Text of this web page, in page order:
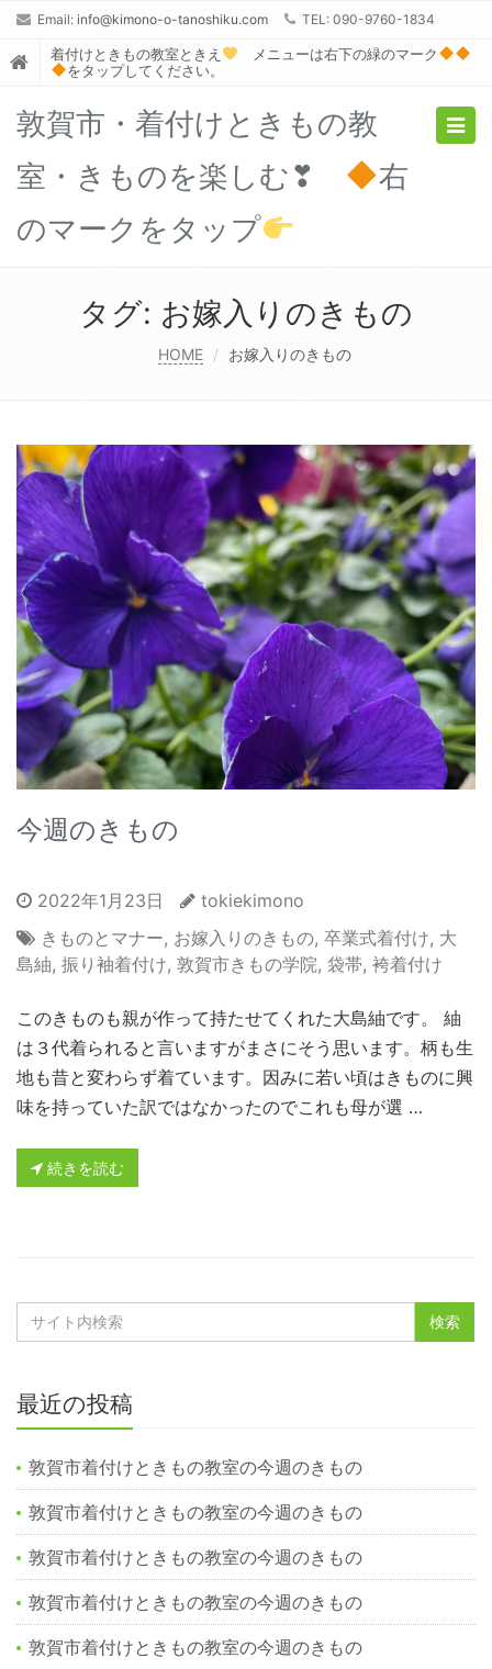
Email: info@kimono-o-tanoshiku.com TEL: 090-9760-1834
着付けときもの教室ときえ
メニューは右下の緑のマーク
をタップしてください。
敦賀市・着付けときもの教
室・きものを楽しむ❣
右
のマークをタップ
タグ: お嫁入りのきもの
HOME お嫁入りのきもの
今週のきもの
2022年1月23日
tokiekimono
きものとマナー, お嫁入りのきもの, 卒業式着付け, 大
島紬, 振り袖着付け, 敦賀市きもの学院, 袋帯, 袴着付け
このきものも親が作って持たせてくれた大島紬です。 紬
は３代着られると言いますがまさにそう思います。柄も生
地も昔と変わらず着ています。因みに若い頃はきものに興
味を持っていた訳ではなかったのでこれも母が選 …
続きを読む
最近の投稿
敦賀市着付けときもの教室の今週のきもの
敦賀市着付けときもの教室の今週のきもの
敦賀市着付けときもの教室の今週のきもの
敦賀市着付けときもの教室の今週のきもの
敦賀市着付けときもの教室の今週のきもの